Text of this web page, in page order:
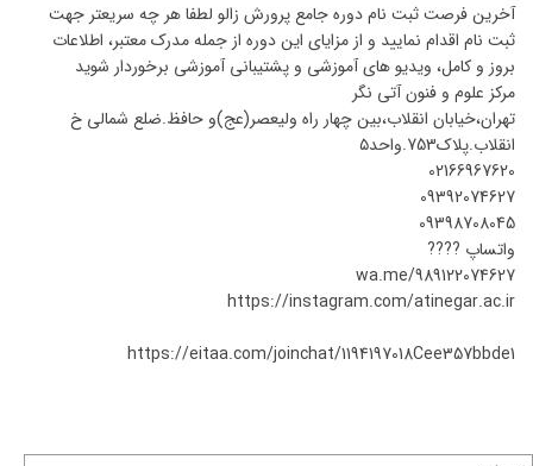
آخرین فرصت ثبت نام دوره جامع پرورش زالو لطفا هر چه سریعتر جهت
ثبت نام اقدام نمایید و از مزایای این دوره از جمله مدرک معتبر، اطلاعات
بروز و کامل، ویدیو های آموزشی و پشتیبانی آموزشی برخوردار شوید
مرکز علوم و فنون آتی نگر
تهران،خیابان انقلاب،بین چهار راه ولیعصر(عج)و حافظ.ضلع شمالی خ
انقلاب.پلاک753.واحد۵
02166967620
09392074627
09398708045
واتساپ ????
wa.me/989122074627
https://instagram.com/atinegar.ac.ir
https://eitaa.com/joinchat/1194197018Cee357bbde1